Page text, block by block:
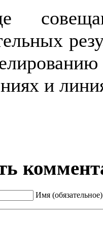
и
Имя (обязательное)